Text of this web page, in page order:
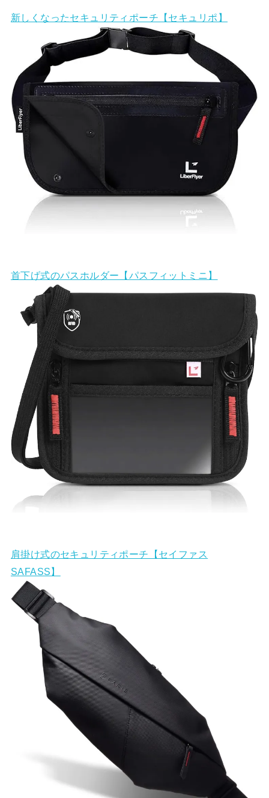
新しくなったセキュリティポーチ【セキュリポ】
首下げ式のパスホルダー【パスフィットミニ】
肩掛け式のセキュリティポーチ【セイファス
SAFASS】